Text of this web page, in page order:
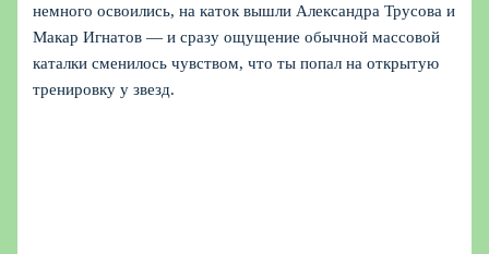
немного освоились, на каток вышли Александра Трусова и
Макар Игнатов — и сразу ощущение обычной массовой
каталки сменилось чувством, что ты попал на открытую
тренировку у звезд.